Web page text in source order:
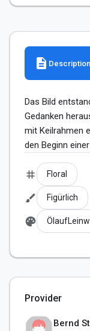
description Description
Das Bild
Gedanken
mit Keilrahmen
den Beginn
tag Floral
brush Figürlich
palette
Provider
Bernd